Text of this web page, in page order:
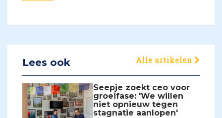
Lees ook Alle artikelen
Seepje zoekt ceo voor
groeifase: 'We willen
niet opnieuw tegen
stagnatie aanlopen'